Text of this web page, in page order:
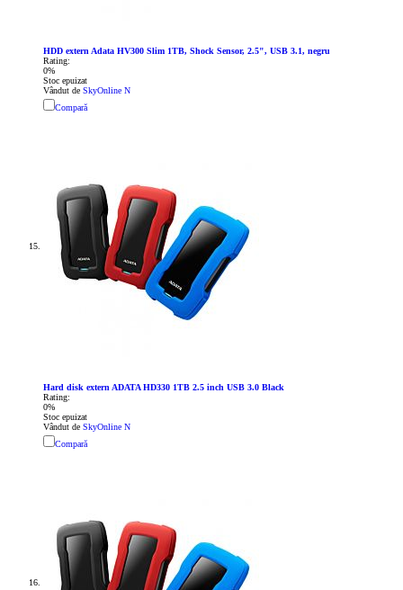
HDD extern Adata HV300 Slim 1TB, Shock Sensor, 2.5", USB 3.1, negru
Rating:
0%
Stoc epuizat
Vândut de SkyOnline N
Compară
Hard disk extern ADATA HD330 1TB 2.5 inch USB 3.0 Black
Rating:
0%
Stoc epuizat
Vândut de SkyOnline N
Compară